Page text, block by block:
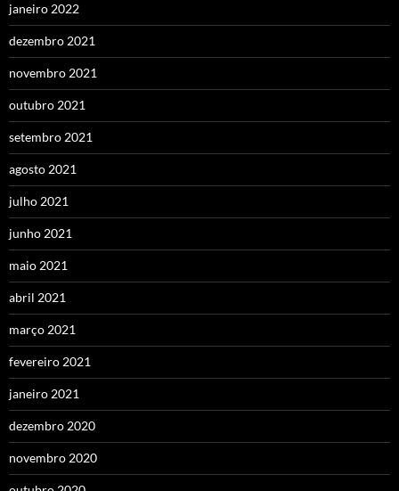
janeiro 2022
dezembro 2021
novembro 2021
outubro 2021
setembro 2021
agosto 2021
julho 2021
junho 2021
maio 2021
abril 2021
março 2021
fevereiro 2021
janeiro 2021
dezembro 2020
novembro 2020